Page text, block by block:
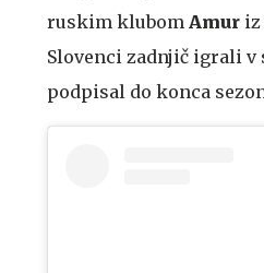
ruskim klubom Amur iz
Slovenci zadnjič igrali v
podpisal do konca